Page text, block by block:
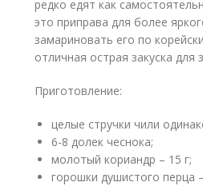
редко едят как
это приправа для более
замариновать его по
отличная острая закуска для
Приготовление:
целые стручки чили
6-8 долек чеснока;
молотый кориандр – 15 г;
горошки душистого перца